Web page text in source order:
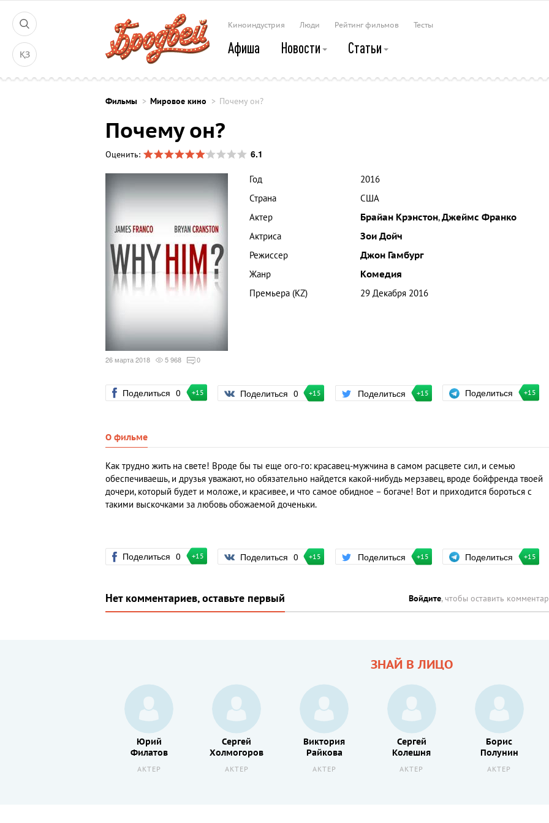
ҚЗ
Киноиндустрия Люди Рейтинг фильмов Тесты
Афиша Новости Статьи
Фильмы Мировое кино Почему он?
Почему он?
Оценить: 6.1
26 марта 2018 5 968 0
Год
2016
Страна
США
Актер
Брайан Крэнстон,Джеймс Франко
Актриса
Зои Дойч
Режиссер
Джон Гамбург
Жанр
Комедия
Премьера (KZ)
29 Декабря 2016
Поделиться 0 +15 Поделиться 0 +15 Поделиться +15 Поделиться +15
О фильме
Как трудно жить на свете! Вроде бы ты еще ого-го: красавец-мужчина в самом расцвете сил, и семью
обеспечиваешь, и друзья уважают, но обязательно найдется какой-нибудь мерзавец, вроде бойфренда твоей
дочери, который будет и моложе, и красивее, и что самое обидное – богаче! Вот и приходится бороться с
такими выскочками за любовь обожаемой доченьки.
Поделиться 0 +15 Поделиться 0 +15 Поделиться +15 Поделиться +15
Нет комментариев, оставьте первый Войдите, чтобы оставить
ЗНАЙ В ЛИЦО
Юрий
Филатов
АКТЕР
Сергей
Холмогоров
АКТЕР
Виктория
Райкова
АКТЕР
Сергей
Колешня
АКТЕР
Борис
Полунин
АКТЕР